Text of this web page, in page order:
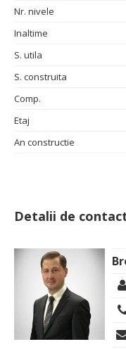
Nr. nivele
Inaltime
S. utila
S. construita
Comp.
Etaj
An constructie
Detalii de